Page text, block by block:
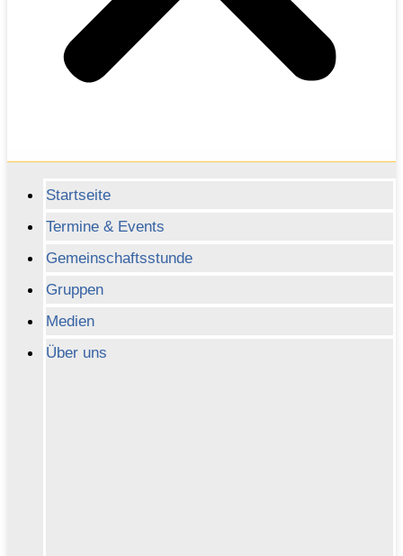
Startseite
Termine & Events
Gemeinschaftsstunde
Gruppen
Medien
Über uns